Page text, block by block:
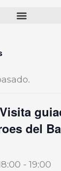
del
-19:00